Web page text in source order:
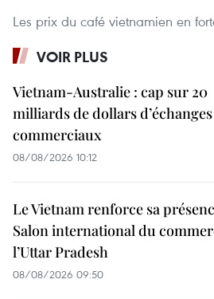
Les prix du café vietnamien en
VOIR PLUS
Vietnam-Australie : cap sur 20
milliards de dollars d’échanges
commerciaux
08/08/2026 10:12
Le Vietnam renforce sa
Salon international du
l’Uttar Pradesh
08/08/2026 09:50